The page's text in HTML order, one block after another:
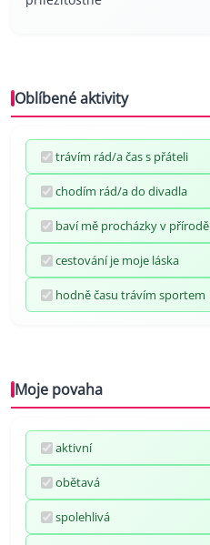
Oblíbené aktivity
trávím rád/a čas s přáteli
chodím rád/a do divadla
baví mě procházky v přírodě
cestování je moje láska
hodně času trávím sportem
Moje povaha
aktivní
obětavá
spolehlivá